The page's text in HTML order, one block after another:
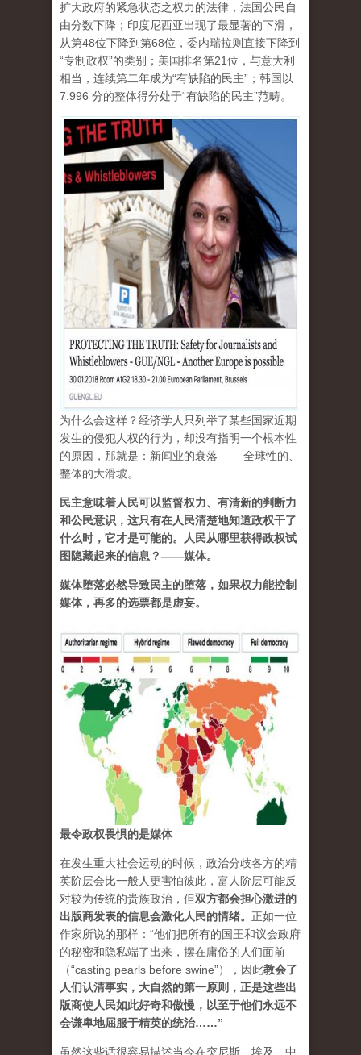
扩大政府的紧急状态之权力的法律，法国公民自
由分数下降；印度尼西亚出现了最显著的下滑，
从第48位下降到第68位，委内瑞拉则直接下降到
“专制政权”的类别；美国排名第21位，与意大利
相当，连续第二年成为“有缺陷的民主”；韩国以
7.996 分的整体得分处于“有缺陷的民主”范畴。
为什么会这样？经济学人只列举了某些国家近期
发生的侵犯人权的行为，却没有指明一个根本性
的原因，那就是：新闻业的衰落—— 全球性的、
整体的大滑坡。
民主意味着人民可以监督权力、有清新的判断力
和公民意识，这只有在人民清楚地知道政权干了
什么时，它才是可能的。人民从哪里获得政权试
图隐藏起来的信息？——媒体。
媒体堕落必然导致民主的堕落，如果权力能控制
媒体，再多的选票都是虚妄。
最令政权畏惧的是媒体
在发生重大社会运动的时候，政治分歧各方的精
英阶层会比一般人更害怕彼此，富人阶层可能反
对较为传统的贵族政治，但双方都会担心激进的
出版商发表的信息会激化人民的情绪。 正如一位
作家所说的那样：“他们把所有的国王和议会政府
的秘密和隐私端了出来，摆在庸俗的人们面前
（“casting pearls before swine”），因此教会了
人们认清事实，大自然的第一原则，正是这些出
版商使人民如此好奇和傲慢，以至于他们永远不
会谦卑地屈服于精英的统治……”
虽然这些话很容易描述当今在突尼斯、埃及、中